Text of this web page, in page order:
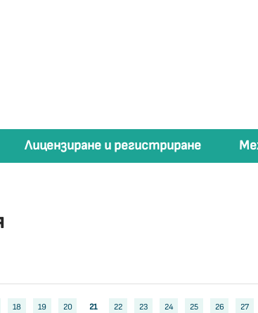
Лицензиране и регистриране
18 19 20 21 22 23 24 25 26 27